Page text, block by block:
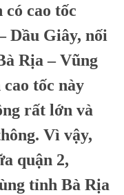
cao tốc
Dầu Giây, nối
Rịa – Vũng
tốc này
rất lớn và
Vì vậy,
quận 2,
tỉnh Bà Rịa